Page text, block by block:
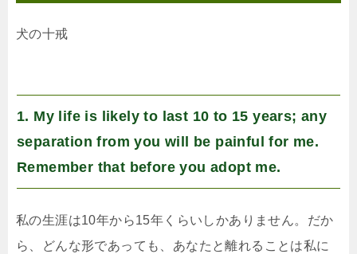
犬の十戒
1. My life is likely to last 10 to 15 years; any
separation from you will be painful for me.
Remember that before you adopt me.
私の生涯は10年から15年くらいしかありません。だか
ら、どんな形であっても、あなたと離れることは私に